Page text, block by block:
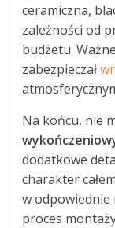
ceramiczna,
zależności od
budżetu.
zabezpieczał
Na końcu, nie
dodatkowe
charakter
w odpowiednie
proces